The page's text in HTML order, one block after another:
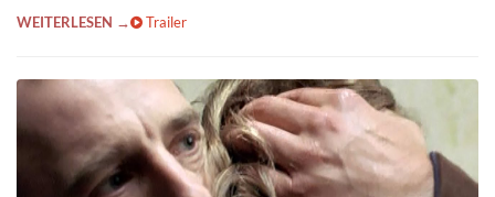
WEITERLESEN → Trailer